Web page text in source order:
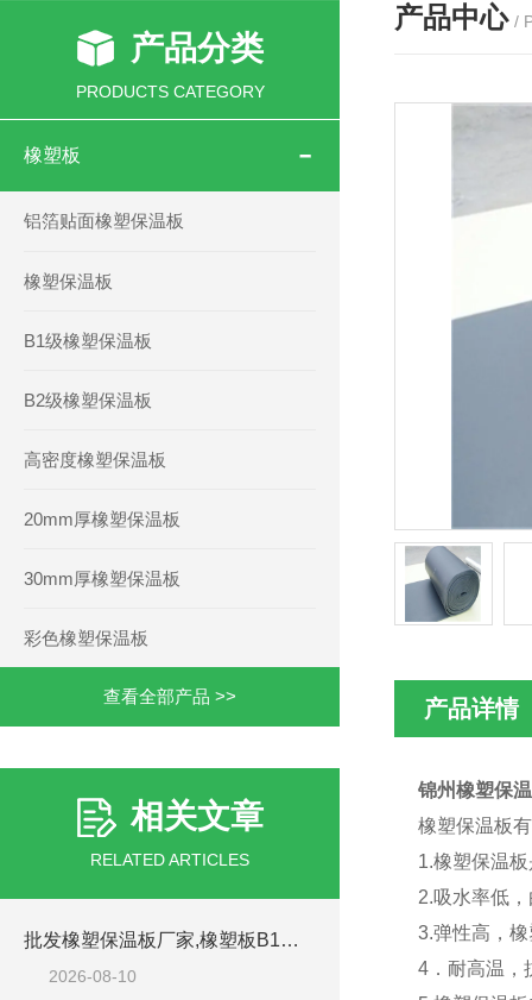
产品分类
PRODUCTS CATEGORY
橡塑板
铝箔贴面橡塑保温板
橡塑保温板
B1级橡塑保温板
B2级橡塑保温板
高密度橡塑保温板
20mm厚橡塑保温板
30mm厚橡塑保温板
彩色橡塑保温板
查看全部产品 >>
相关文章
RELATED ARTICLES
批发橡塑保温板厂家,橡塑板B1材料
2026-08-10
产品中心 /
产品详情
锦州橡塑保
橡塑保温板
1.橡塑保温
2.吸水率低
3.弹性高，
4．耐高温，